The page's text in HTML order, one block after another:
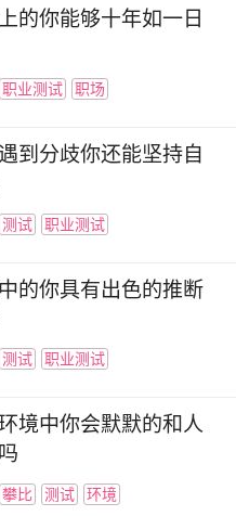
的你能够十年如一日
职业测试 职场
到分歧你还能坚持自
测试 职业测试
的你具有出色的推断
测试 职业测试
境中你会默默的和人
攀比 测试 环境